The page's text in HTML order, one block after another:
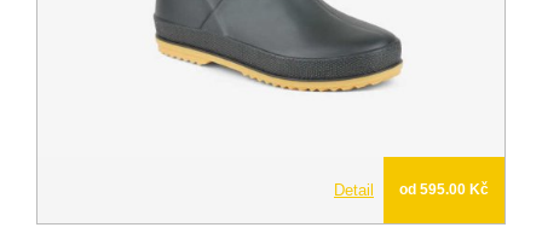
Detail od 595.00 Kč